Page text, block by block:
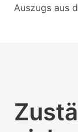
Auszugs aus